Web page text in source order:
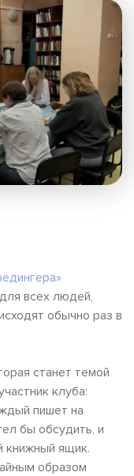
всех людей,
обычно раз в
станет темой
клуба:
пишет на
бы обсудить, и
книжный ящик.
образом